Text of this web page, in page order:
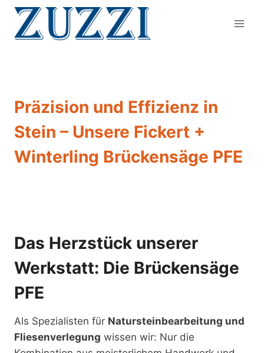
Zum
Inhalt
springen
Präzision und Effizienz in
Stein – Unsere Fickert +
Winterling Brückensäge PFE
Das Herzstück unserer
Werkstatt: Die Brückensäge
PFE
Als Spezialisten für Natursteinbearbeitung und
Fliesenverlegung wissen wir: Nur die